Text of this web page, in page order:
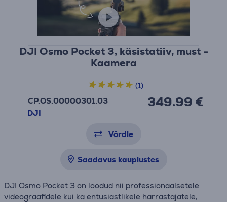
DJI Osmo Pocket 3, käsistatiiv, must -
Kaamera
CP.OS.00000301.03
DJI
349.99 €
(1)
Võrdle
Saadavus kauplustes
DJI Osmo Pocket 3 on loodud nii professionaalsetele
videograafidele kui ka entusiastlikele harrastajatele,